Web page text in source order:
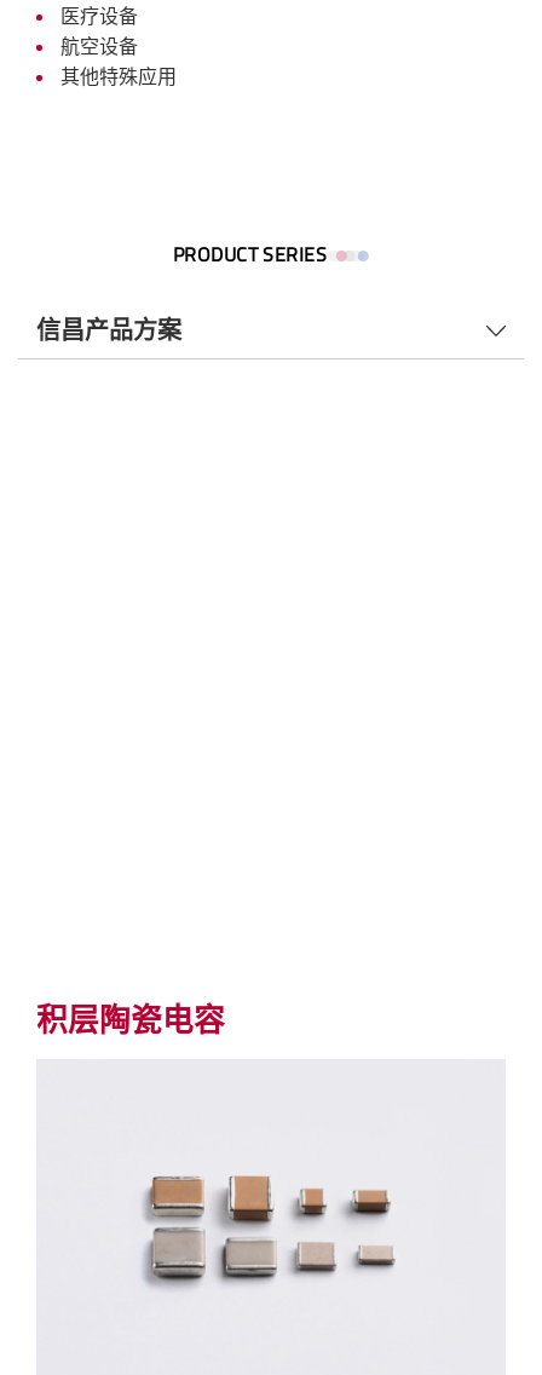
医疗设备
航空设备
其他特殊应用
PRODUCT SERIES
信昌产品方案
积层陶瓷电容